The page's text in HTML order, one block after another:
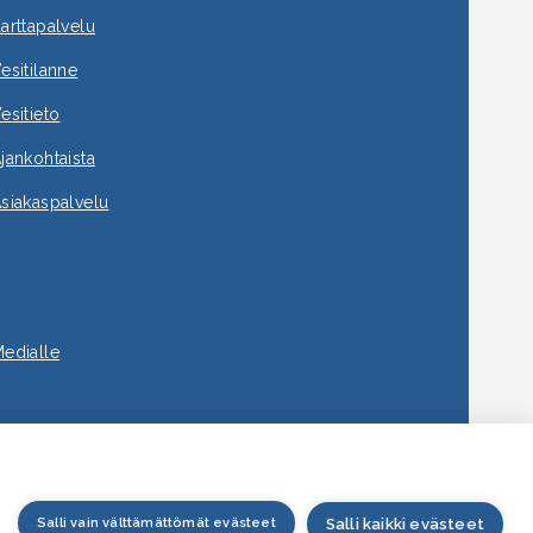
Salli vain välttämättömät evästeet Salli kaikki evästeet